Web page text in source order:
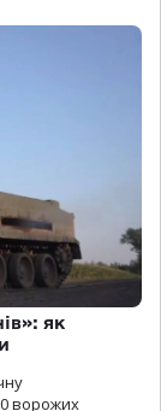
як
ворожих